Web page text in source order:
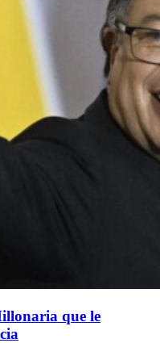
que le